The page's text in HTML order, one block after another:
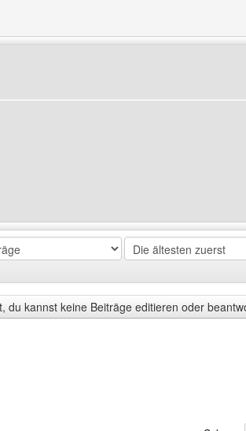
du kannst keine Beiträge editieren oder